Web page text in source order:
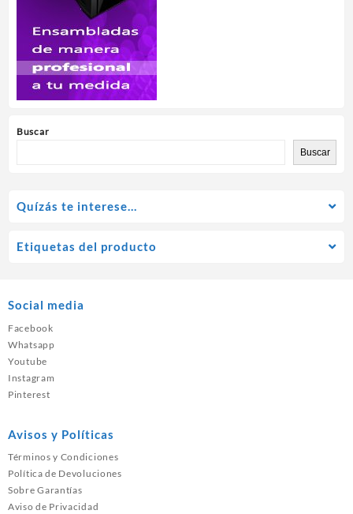
Buscar
Buscar
Quízás te interese…
Etiquetas del producto
Social media
Facebook
Whatsapp
Youtube
Instagram
Pinterest
Avisos y Políticas
Términos y Condiciones
Política de Devoluciones
Sobre Garantías
Aviso de Privacidad